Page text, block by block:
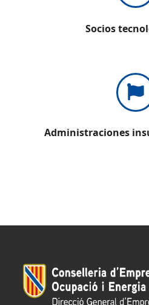
Socios
Administraciones